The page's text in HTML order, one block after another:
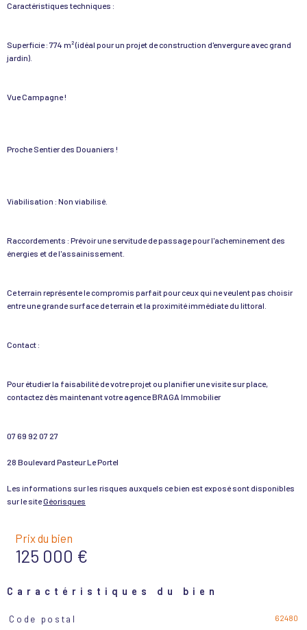
Caractéristiques techniques :
Superficie : 774 m² (idéal pour un projet de construction d'envergure avec grand
jardin).
Vue Campagne !
Proche Sentier des Douaniers !
Viabilisation : Non viabilisé.
Raccordements : Prévoir une servitude de passage pour l'acheminement des
énergies et de l'assainissement.
Ce terrain représente le compromis parfait pour ceux qui ne veulent pas choisir
entre une grande surface de terrain et la proximité immédiate du littoral.
Contact :
Pour étudier la faisabilité de votre projet ou planifier une visite sur place,
contactez dès maintenant votre agence BRAGA Immobilier
07 69 92 07 27
28 Boulevard Pasteur Le Portel
Les informations sur les risques auxquels ce bien est exposé sont disponibles
sur le siteGéorisques
Prix du bien
125 000 €
Caractéristiques du bien
Caractéristiques
Code postal 62480